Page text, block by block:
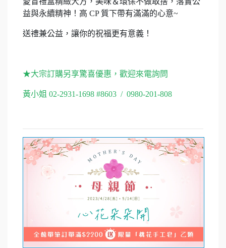
益與永續精神！高 CP 質下帶有滿滿的心意~
送禮兼公益，讓你的祝福更有意義！
★大宗訂購另享驚喜優惠，歡迎來電詢問
黃小姐 02-2931-1698 #8603 / 0980-201-808